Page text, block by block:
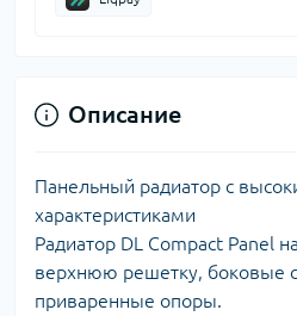
Описание
Панельный радиатор с
характеристиками
Радиатор DL Compact Panel
верхнюю решетку, боковые
приваренные опоры.